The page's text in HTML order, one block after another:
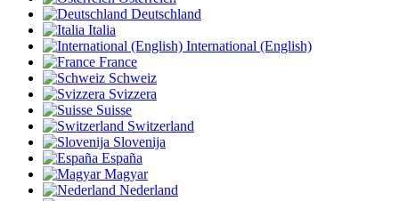
Deutschland
Italia
International (English)
France
Schweiz
Svizzera
Suisse
Switzerland
Slovenija
España
Magyar
Nederland